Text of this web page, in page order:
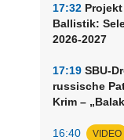
17:32
Ballistik:
2026-2027
17:19 SBU-
russische
Krim –
16:40 VIDEO